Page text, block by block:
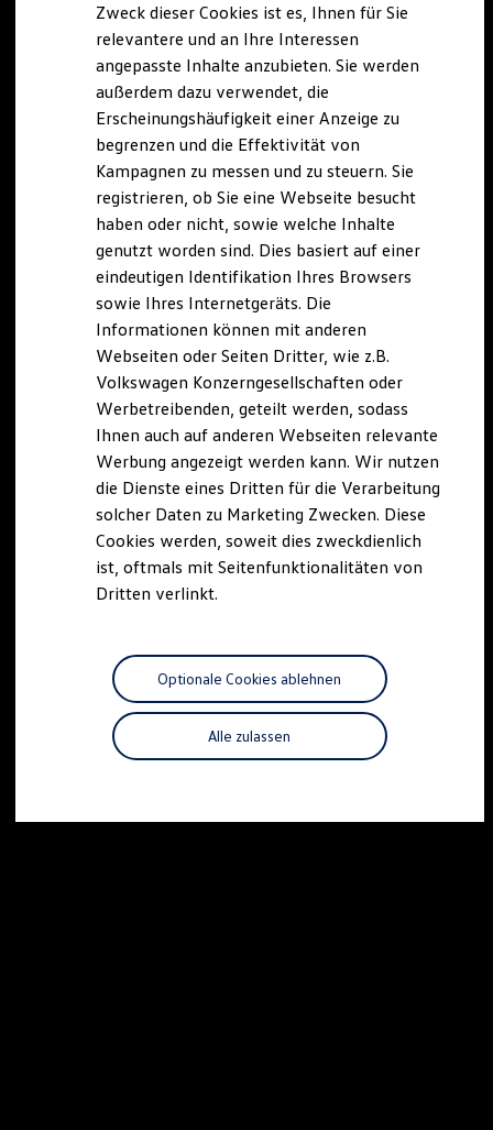
Kaufoptionen
E-Auto-Förderung
Software und Konnektivität
Die ID. Software 6
ID. Software Versionen und Updates
Digitale Extras
Schnittstellen zu Ihrem ID.
Hybridautos
Marke und Erlebnis
Volkswagen R und R Experience
R-Modelle
R Experience
Driving Experience
Volkswagen entdecken
Werkbesichtigung
Lifestyle Shop
T-Roc Kollektion
Golf Kollektion
ID. Kollektion
Volkswagen Kollektion
R-Kollektion
GTI Kollektion
Fußball Drop
we drive football
#wedriveproud
Besitzer und Service
Software Updates
Service und Ersatzteile
Motorenöl und Flüssigkeiten
Räder und Reifen
Pannen- und Unfallhilfe
Economy Service
Volkswagen Teile
Zubehör
Zweck dieser Cookies ist es, Ihnen für Sie
relevantere und an Ihre Interessen
angepasste Inhalte anzubieten. Sie werden
außerdem dazu verwendet, die
Erscheinungshäufigkeit einer Anzeige zu
begrenzen und die Effektivität von
Kampagnen zu messen und zu steuern. Sie
registrieren, ob Sie eine Webseite besucht
haben oder nicht, sowie welche Inhalte
genutzt worden sind. Dies basiert auf einer
eindeutigen Identifikation Ihres Browsers
sowie Ihres Internetgeräts. Die
Informationen können mit anderen
Webseiten oder Seiten Dritter, wie z.B.
Volkswagen Konzerngesellschaften oder
Werbetreibenden, geteilt werden, sodass
Ihnen auch auf anderen Webseiten relevante
Werbung angezeigt werden kann. Wir nutzen
die Dienste eines Dritten für die Verarbeitung
solcher Daten zu Marketing Zwecken. Diese
Cookies werden, soweit dies zweckdienlich
ist, oftmals mit Seitenfunktionalitäten von
Dritten verlinkt.
Alle zulassen
Optionale Cookies ablehnen